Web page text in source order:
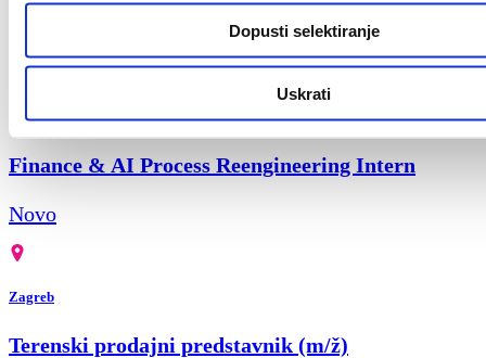
Dopusti selektiranje
Uskrati
Zagreb
Finance & AI Process Reengineering Intern
Novo
Zagreb
Terenski prodajni predstavnik (m/ž)